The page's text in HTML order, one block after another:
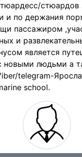
стюардов
и по держания
пассажиром
и
является
новыми людьми а
telegram-
school.